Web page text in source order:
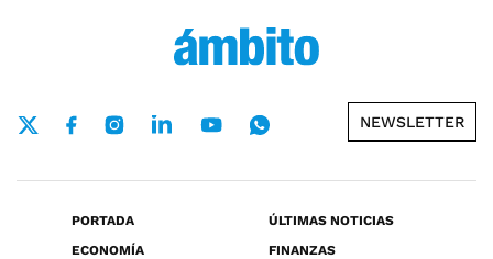
NEWSLETTER
PORTADA
ÚLTIMAS NOTICIAS
ECONOMÍA
FINANZAS